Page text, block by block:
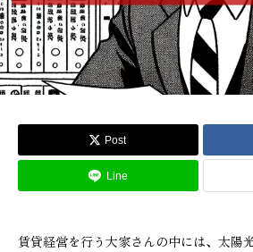
Post
Line
賃貸経営を行う大家さんの中には、太陽